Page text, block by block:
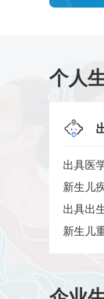
个人
出具医
新生儿
出具出
新生儿